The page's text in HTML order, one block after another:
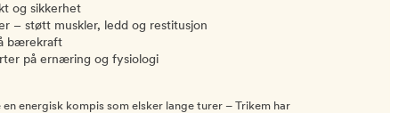
og sikkerhet
– støtt muskler, ledd og restitusjon
bærekraft
på ernæring og fysiologi
energisk kompis som elsker lange turer – Trikem har